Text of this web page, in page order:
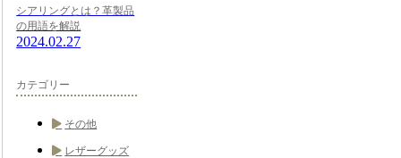
シアリングとは？革製品
の用語を解説
2024.02.27
カテゴリー
その他
レザーグッズ